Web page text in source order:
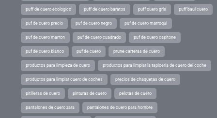
puff de cuero ecologico puff de cuero baratos puff cuero gris puff baul cuero
puf de cuero precio puf de cuero negro puf de cuero marroqui
puf de cuero marron puf de cuero cuadrado puf de cuero capitone
puf de cuero blanco puf de cuero prune carteras de cuero
productos para limpieza de cuero productos para limpiar la tapiceria de cuero del coche
productos para limpiar cuero de coches precios de chaquetas de cuero
pitilleras de cuero pinturas de cuero pelotas de cuero
pantalones de cuero zara pantalones de cuero para hombre